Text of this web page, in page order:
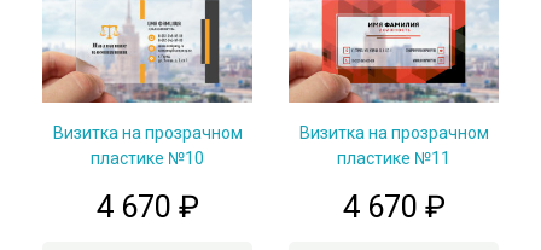
Визитка на прозрачном
пластике №10
4 670 ₽
Визитка на прозрачном
пластике №11
4 670 ₽